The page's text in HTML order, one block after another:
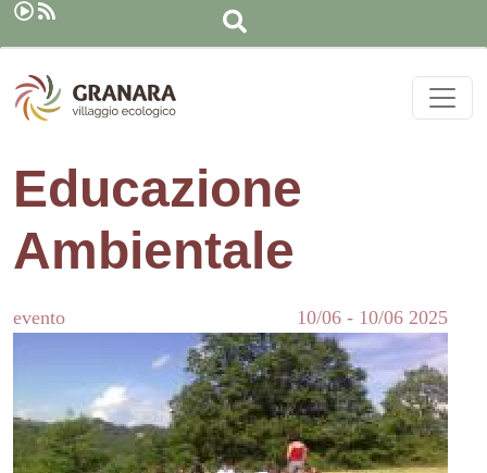
Skip to main content
Educazione
Ambientale
evento 10/06 - 10/06 2025